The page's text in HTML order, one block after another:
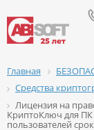
Главная
Средства
Лицензия на
КриптоКлюч для
пользователей